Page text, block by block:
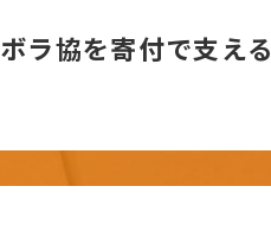
ボラ協を寄付で支える